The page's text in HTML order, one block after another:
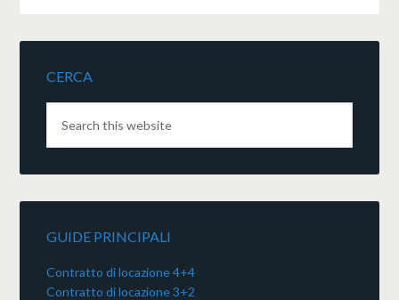
CERCA
GUIDE PRINCIPALI
Contratto di locazione 4+4
Contratto di locazione 3+2